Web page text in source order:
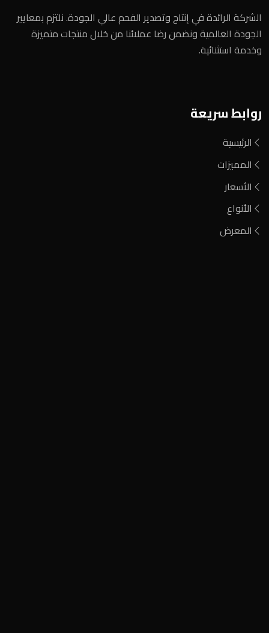
الشركة الرائدة في إنتاج وتصدير الفحم عالي الجودة. نلتزم بمعايير
الجودة العالمية ونضمن رضا عملائنا من خلال منتجات متميزة
وخدمة استثنائية.
روابط سريعة
الرئيسية
المميزات
الأسعار
الأنواع
المعرض